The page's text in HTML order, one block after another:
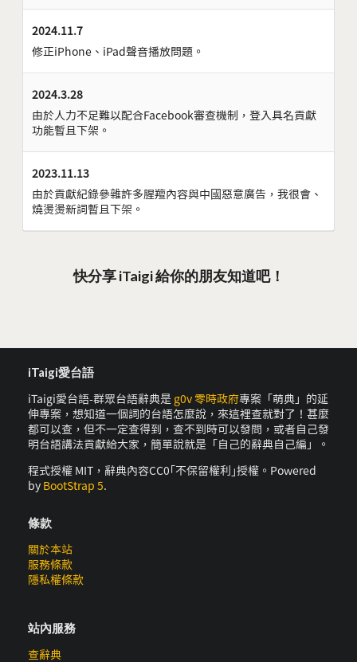
2024.11.7
修正iPhone、iPad聲音播放問題。
2024.3.28
由於人力不足難以配合Facebook審查機制，登入具名貢獻
功能暫且下架。
2023.11.13
由於貢獻紀錄參雜許多腥羶內容與中國惡意廣告，我很會、
燒燙燙新詞暫且下架。
快分享 iTaigi 給你的朋友知道吧！
iTaigi愛台語
iTaigi愛台語-群眾台語辭典是 g0v 零時政府專案「萌典」的延
伸專案，想知道一個詞的台語怎麼說，來這裡查就對了！甚麼
都可以查，但不一定查得到，查不到時可以發問，或者自己發
明台語講法貢獻給大家，簡單說就是「自己的辭典自己編」。
程式授權 MIT，辭典內容CC0｢不保留權利｣授權。Powered
by BootStrap 5.
條款
關於本站
服務條款
隱私權條款
站內服務
查辭典